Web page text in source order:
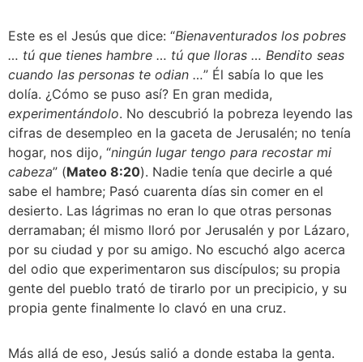
Este es el Jesús que dice: “Bienaventurados los pobres
… tú que tienes hambre … tú que lloras … Bendito seas
cuando las personas te odian …” Él sabía lo que les
experimentándolo. No descubrió la pobreza leyendo las
cifras de desempleo en la gaceta de Jerusalén; no tenía
hogar, nos dijo, “ningún lugar tengo para recostar mi
cabeza” (Mateo 8:20). Nadie tenía que decirle a qué
sabe el hambre; Pasó cuarenta días sin comer en el
desierto. Las lágrimas no eran lo que otras personas
derramaban; él mismo lloró por Jerusalén y por Lázaro,
por su ciudad y por su amigo. No escuchó algo acerca
del odio que experimentaron sus discípulos; su propia
gente del pueblo trató de tirarlo por un precipicio, y su
propia gente finalmente lo clavó en una cruz.
Más allá de eso, Jesús salió a donde estaba la genta.